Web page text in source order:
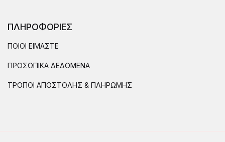
ΠΛΗΡΟΦΟΡΙΕΣ
ΠΟΙΟΙ ΕΙΜΑΣΤΕ
ΠΡΟΣΩΠΙΚΑ ΔΕΔΟΜΕΝΑ
ΤΡΟΠΟΙ ΑΠΟΣΤΟΛΗΣ & ΠΛΗΡΩΜΗΣ